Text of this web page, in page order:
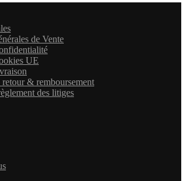
de Vente
UE
& remboursement
des litiges